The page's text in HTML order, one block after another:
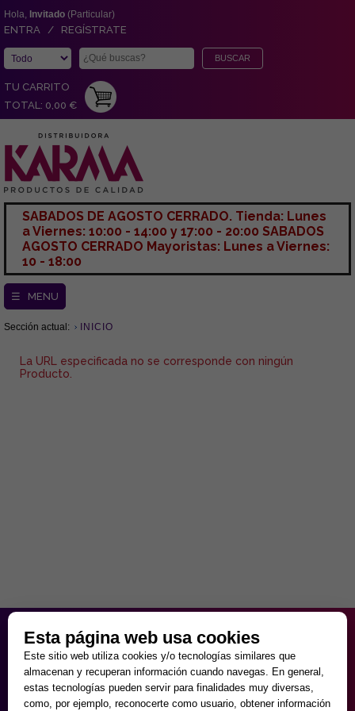
Hola, Invitado (Particular)
ENTRA / REGÍSTRATE
TU CARRITO
TOTAL: 0,00 €
SABADOS DE AGOSTO CERRADO. Tienda: Lunes
a Viernes: 10:00 - 14:00 y 17:00 - 20:00 SABADOS
AGOSTO CERRADO Mayoristas: Lunes a Viernes:
10 - 18:00
☰ MENU
Sección actual: INICIO
La URL especificada no se corresponde con ningún
Producto.
de Lunes a Viernes
9:30 - 20:00
Sábados
10:00 - 14:00 y 17:00 - 20:00
Domingos cerrado.
Esta página web usa cookies
Este sitio web utiliza cookies y/o tecnologías similares que
almacenan y recuperan información cuando navegas. En general,
estas tecnologías pueden servir para finalidades muy diversas,
como, por ejemplo, reconocerte como usuario, obtener información